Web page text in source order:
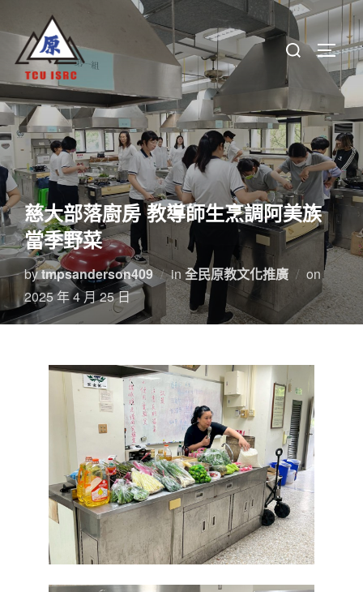
to
content
Search
for:
慈大部落廚房 教導師生烹調阿美族
當季野菜
bytmpsanderson409 in全民原教文化推廣 onPosted
on
2025 年 4 月 25 日